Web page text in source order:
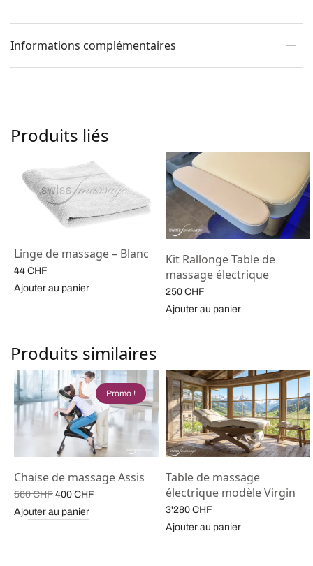
Informations complémentaires
Produits liés
Linge de massage – Blanc
44 CHF
Ajouter au panier
Kit Rallonge Table de
massage électrique
250 CHF
Ajouter au panier
Produits similaires
Promo !
Chaise de massage Assis
560CHF Le prix
initial
était :
400 CHF
Ajouter au panier
Table de massage
électrique modèle Virgin
3'280 CHF
Ajouter au panier